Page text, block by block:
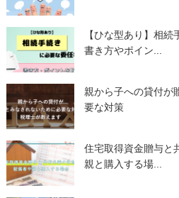
【ひな型あり】相
書き方やポイン...
親から子への貸付が
要な対策
住宅取得資金贈与と
親と購入する場...